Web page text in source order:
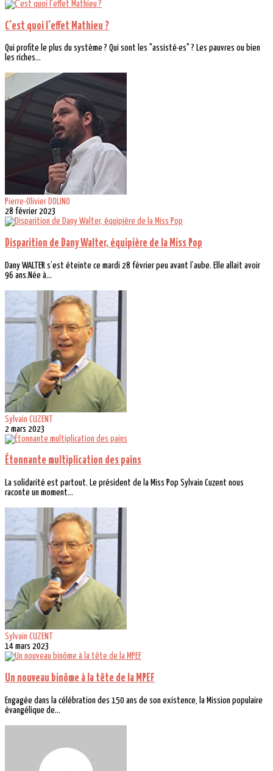
C'est quoi l'effet Mathieu ?
Qui profite le plus du système ? Qui sont les "assisté·es" ? Les pauvres ou bien
les riches...
Pierre-Olivier DOLINO
28 février 2023
Disparition de Dany Walter, équipière de la Miss Pop
Dany WALTER s’est éteinte ce mardi 28 février peu avant l’aube. Elle allait avoir
96 ans.Née à...
Sylvain CUZENT
2 mars 2023
Étonnante multiplication des pains
La solidarité est partout. Le président de la Miss Pop Sylvain Cuzent nous
raconte un moment...
Sylvain CUZENT
14 mars 2023
Un nouveau binôme à la tête de la MPEF
Engagée dans la célébration des 150 ans de son existence, la Mission populaire
évangélique de...